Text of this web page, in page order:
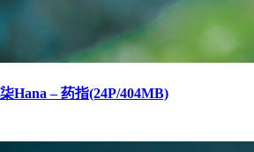
Hana – 药指(24P/404MB)